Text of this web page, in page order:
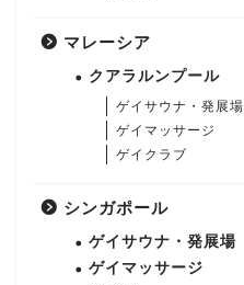
マレーシア
クアラルンプール
ゲイサウナ・発展場
ゲイマッサージ
ゲイクラブ
シンガポール
ゲイサウナ・発展場
ゲイマッサージ